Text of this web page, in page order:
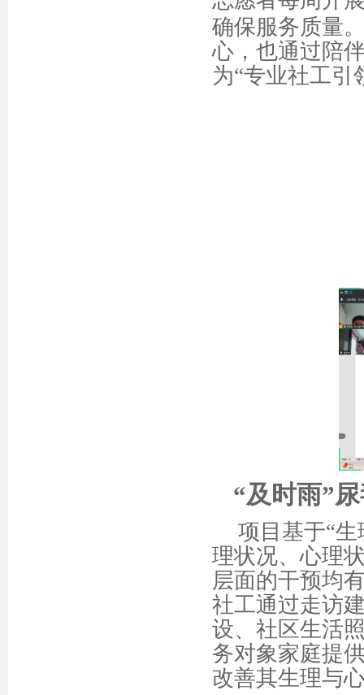
确保服务质量
心，也通过陪
为“专业社工引
“及时雨”
项目 基于“生
理状况、心理
层面的干预均
社工通过走访
设、社区生活
务对象家庭提
改善其生理与